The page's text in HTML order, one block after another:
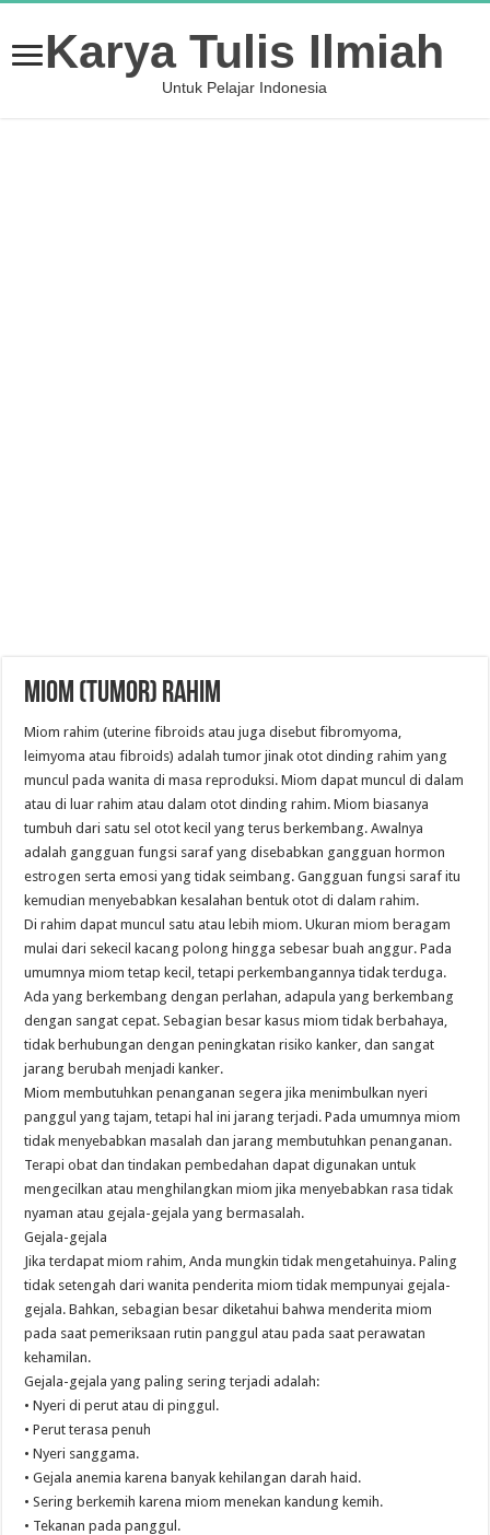
Karya Tulis Ilmiah
Untuk Pelajar Indonesia
MIOM (TUMOR) RAHIM
Miom rahim (uterine fibroids atau juga disebut fibromyoma,
leimyoma atau fibroids) adalah tumor jinak otot dinding rahim yang
muncul pada wanita di masa reproduksi. Miom dapat muncul di dalam
atau di luar rahim atau dalam otot dinding rahim. Miom biasanya
tumbuh dari satu sel otot kecil yang terus berkembang. Awalnya
adalah gangguan fungsi saraf yang disebabkan gangguan hormon
estrogen serta emosi yang tidak seimbang. Gangguan fungsi saraf itu
kemudian menyebabkan kesalahan bentuk otot di dalam rahim.
Di rahim dapat muncul satu atau lebih miom. Ukuran miom beragam
mulai dari sekecil kacang polong hingga sebesar buah anggur. Pada
umumnya miom tetap kecil, tetapi perkembangannya tidak terduga.
Ada yang berkembang dengan perlahan, adapula yang berkembang
dengan sangat cepat. Sebagian besar kasus miom tidak berbahaya,
tidak berhubungan dengan peningkatan risiko kanker, dan sangat
jarang berubah menjadi kanker.
Miom membutuhkan penanganan segera jika menimbulkan nyeri
panggul yang tajam, tetapi hal ini jarang terjadi. Pada umumnya miom
tidak menyebabkan masalah dan jarang membutuhkan penanganan.
Terapi obat dan tindakan pembedahan dapat digunakan untuk
mengecilkan atau menghilangkan miom jika menyebabkan rasa tidak
nyaman atau gejala-gejala yang bermasalah.
Gejala-gejala
Jika terdapat miom rahim, Anda mungkin tidak mengetahuinya. Paling
tidak setengah dari wanita penderita miom tidak mempunyai gejala-
gejala. Bahkan, sebagian besar diketahui bahwa menderita miom
pada saat pemeriksaan rutin panggul atau pada saat perawatan
kehamilan.
Gejala-gejala yang paling sering terjadi adalah:
• Nyeri di perut atau di pinggul.
• Perut terasa penuh
• Nyeri sanggama.
• Gejala anemia karena banyak kehilangan darah haid.
• Sering berkemih karena miom menekan kandung kemih.
• Tekanan pada panggul.